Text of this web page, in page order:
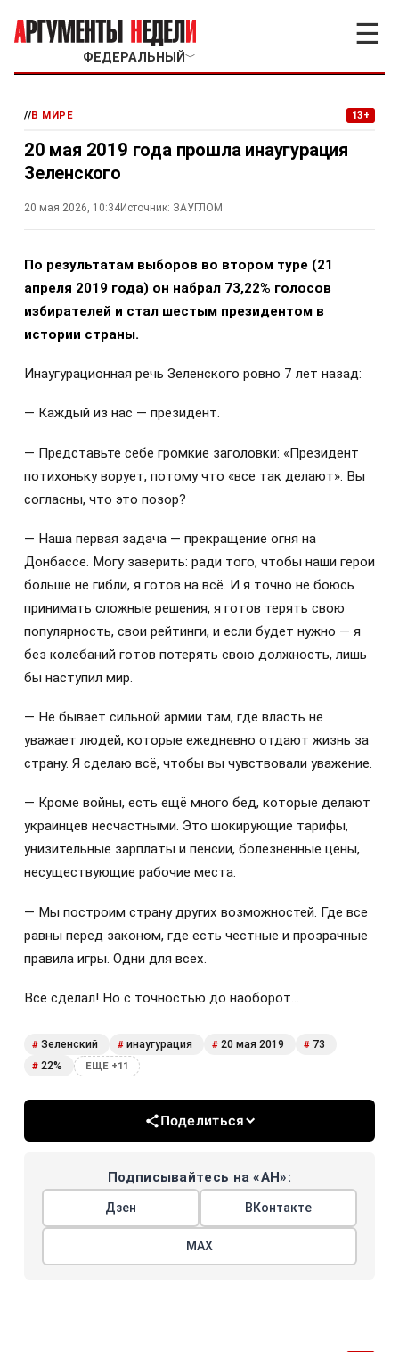
ФЕДЕРАЛЬНЫЙ ﹀
☰
//В МИРЕ 13+
20 мая 2019 года прошла инаугурация
Зеленского
20 мая 2026, 10:34Источник: ЗАУГЛОМ
По результатам выборов во втором туре (21
апреля 2019 года) он набрал 73,22% голосов
избирателей и стал шестым президентом в
истории страны.
Инаугурационная речь Зеленского ровно 7 лет назад:
— Каждый из нас — президент.
— Представьте себе громкие заголовки: «Президент
потихоньку ворует, потому что «все так делают». Вы
согласны, что это позор?
— Наша первая задача — прекращение огня на
Донбассе. Могу заверить: ради того, чтобы наши герои
больше не гибли, я готов на всё. И я точно не боюсь
принимать сложные решения, я готов терять свою
популярность, свои рейтинги, и если будет нужно — я
без колебаний готов потерять свою должность, лишь
бы наступил мир.
— Не бывает сильной армии там, где власть не
уважает людей, которые ежедневно отдают жизнь за
страну. Я сделаю всё, чтобы вы чувствовали уважение.
— Кроме войны, есть ещё много бед, которые делают
украинцев несчастными. Это шокирующие тарифы,
унизительные зарплаты и пенсии, болезненные цены,
несуществующие рабочие места.
— Мы построим страну других возможностей. Где все
равны перед законом, где есть честные и прозрачные
правила игры. Одни для всех.
Всё сделал! Но с точностью до наоборот…
# Зеленский # инаугурация # 20 мая 2019 # 73
# 22% ЕЩЕ +11
Поделиться
Подписывайтесь на «АН»:
Дзен ВКонтакте
МАХ